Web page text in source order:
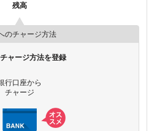
残高
のチャージ方法
ャージ方法を登録
行口座から
チャージ